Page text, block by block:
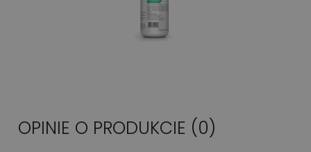
OPINIE O PRODUKCIE (0)